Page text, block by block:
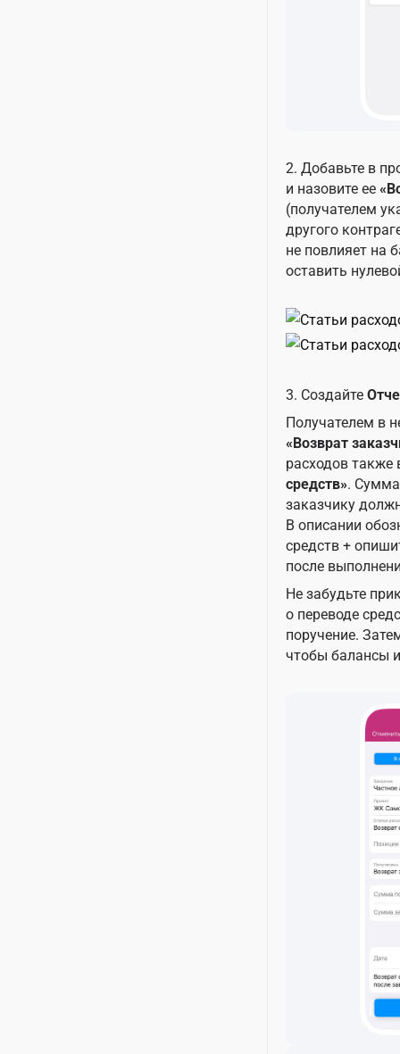
2. Добавьте в
и назовите ее
(получателем
другого
не повлияет на
оставить
3. Создайте
Получателем в
«Возврат
расходов также
средств».
заказчику
В описании
средств +
после
Не забудьте
о переводе
поручение.
чтобы балансы